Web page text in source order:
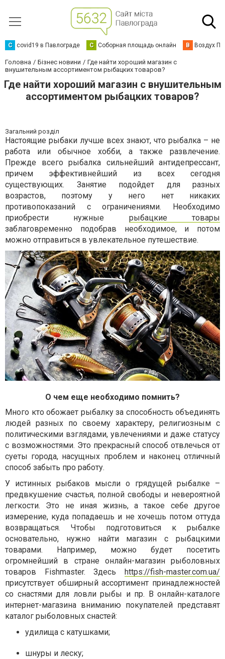
C covid19 в Павлограде С Соборная площадь онлайн В Воздух
Головна Бізнес новини
Где найти хороший магазин с
внушительным ассортиментом рыбацких товаров?
Где найти хороший магазин с внушительным
ассортиментом рыбацких товаров?
Загальний розділ
Настоящие рыбаки лучше всех знают, что рыбалка – не
работа или обычное хобби, а также развлечение.
Прежде всего рыбалка сильнейший антидепрессант,
причем эффективнейший из всех сегодня
существующих. Занятие подойдет для разных
возрастов, поэтому у него нет никаких
противопоказаний с ограничениями. Необходимо
приобрести нужные
рыбацкие товары
заблаговременно подобрав необходимое, и потом
можно отправиться в увлекательное путешествие.
О чем еще необходимо помнить?
Много кто обожает рыбалку за способность объединять
людей разных по своему характеру, религиозным с
политическими взглядами, увлечениями и даже статусу
с возможностями. Это прекрасный способ отвлечься от
суеты города, насущных проблем и наконец отличный
способ забыть про работу.
У истинных рыбаков мысли о грядущей рыбалке –
предвкушение счастья, полной свободы и невероятной
легкости. Это не иная жизнь, а такое себе другое
измерение, куда попадаешь и не хочешь потом оттуда
возвращаться. Чтобы подготовиться к рыбалке
основательно, нужно найти магазин с рыбацкими
товарами. Например, можно будет посетить
огромнейший в стране онлайн-магазин рыболовных
товаров Fishmaster. Здесь
https://fish-master.com.ua/
присутствует обширный ассортимент принадлежностей
со снастями для ловли рыбы и пр. В онлайн-каталоге
интернет-магазина вниманию покупателей представят
каталог рыболовных снастей:
удилища с катушками;
шнуры и леску;